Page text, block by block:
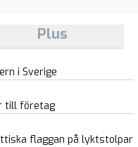
Plus
i Sverige
till företag
flaggan på lyktstolpar